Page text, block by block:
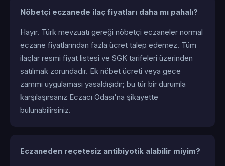
Nöbetçi eczanede ilaç fiyatları daha mı pahalı?
Hayır. Türk mevzuatı gereği nöbetçi eczaneler normal
eczane fiyatlarından fazla ücret talep edemez. Tüm
ilaçlar resmi fiyat listesi ve SGK tarifeleri üzerinden
satılmak zorundadır. Ek nöbet ücreti veya gece
zammı uygulaması yasaldışıdır; bu tür bir durumla
karşılaşırsanız Eczacı Odası'na şikayette
bulunabilirsiniz.
Eczaneden reçetesiz antibiyotik alabilir miyim?